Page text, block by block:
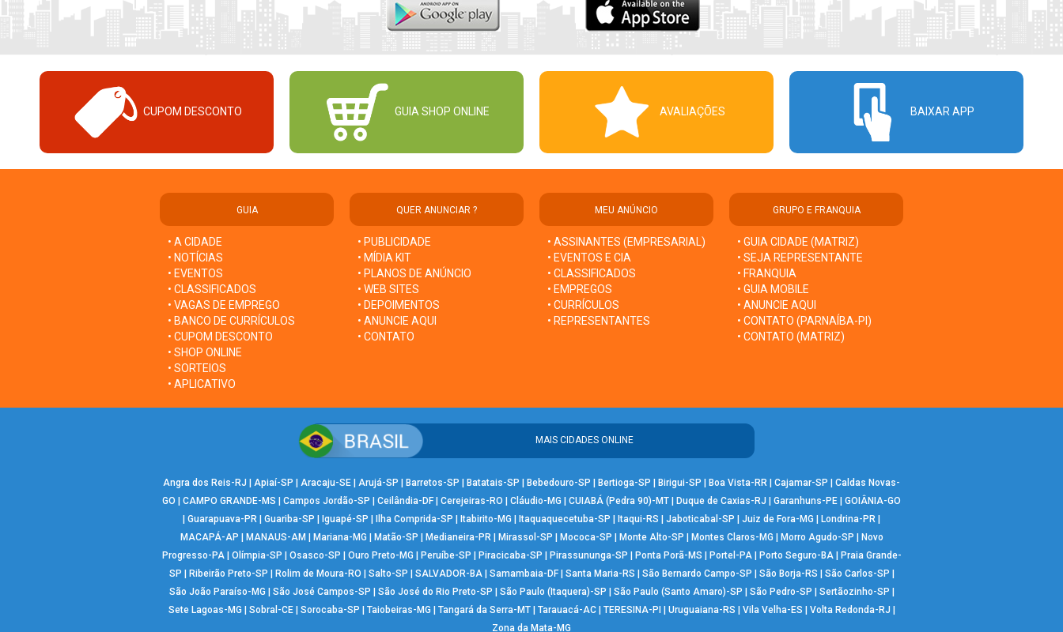
CUPOM DESCONTO GUIA SHOP ONLINE AVALIAÇÕES BAIXAR APP
GUIA
• A CIDADE
• NOTÍCIAS
• EVENTOS
• CLASSIFICADOS
• VAGAS DE EMPREGO
• BANCO DE CURRÍCULOS
• CUPOM DESCONTO
• SHOP ONLINE
• SORTEIOS
• APLICATIVO
QUER ANUNCIAR ?
• PUBLICIDADE
• MÍDIA KIT
• PLANOS DE ANÚNCIO
• WEB SITES
• DEPOIMENTOS
• ANUNCIE AQUI
• CONTATO
MEU ANÚNCIO
• ASSINANTES (EMPRESARIAL)
• EVENTOS E CIA
• CLASSIFICADOS
• EMPREGOS
• CURRÍCULOS
• REPRESENTANTES
GRUPO E FRANQUIA
• GUIA CIDADE (MATRIZ)
• SEJA REPRESENTANTE
• FRANQUIA
• GUIA MOBILE
• ANUNCIE AQUI
• CONTATO (PARNAÍBA-PI)
• CONTATO (MATRIZ)
MAIS CIDADES ONLINE
Angra dos Reis-RJ | Apiaí-SP | Aracaju-SE | Arujá-SP | Barretos-SP | Batatais-SP | Bebedouro-SP | Bertioga-SP | Birigui-SP | Boa Vista-RR | Cajamar-SP | Caldas Novas-
GO | CAMPO GRANDE-MS | Campos Jordão-SP | Ceilândia-DF | Cerejeiras-RO | Cláudio-MG | CUIABÁ (Pedra 90)-MT | Duque de Caxias-RJ | Garanhuns-PE | GOIÂNIA-GO
| Guarapuava-PR | Guariba-SP | Iguapé-SP | Ilha Comprida-SP | Itabirito-MG | Itaquaquecetuba-SP | Itaqui-RS | Jaboticabal-SP | Juiz de Fora-MG | Londrina-PR |
MACAPÁ-AP | MANAUS-AM | Mariana-MG | Matão-SP | Medianeira-PR | Mirassol-SP | Mococa-SP | Monte Alto-SP | Montes Claros-MG | Morro Agudo-SP | Novo
Progresso-PA| Olímpia-SP | Osasco-SP | Ouro Preto-MG | Peruíbe-SP | Piracicaba-SP | Pirassununga-SP | Ponta Porã-MS | Portel-PA| Porto Seguro-BA| Praia Grande-
SP | Ribeirão Preto-SP | Rolim de Moura-RO | Salto-SP | SALVADOR-BA| Samambaia-DF| Santa Maria-RS | São Bernardo Campo-SP | São Borja-RS | São Carlos-SP |
São João Paraíso-MG | São José Campos-SP | São José do Rio Preto-SP | São Paulo (Itaquera)-SP | São Paulo (Santo Amaro)-SP | São Pedro-SP | Sertãozinho-SP |
Sete Lagoas-MG | Sobral-CE| Sorocaba-SP | Taiobeiras-MG | Tangará da Serra-MT| Tarauacá-AC| TERESINA-PI | Uruguaiana-RS | Vila Velha-ES | Volta Redonda-RJ |
Zona da Mata-MG